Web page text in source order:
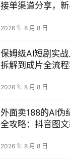
接单渠道分享，
2026 年 8 月 8 日
保姆级AI短剧实
拆解到成片全流
2026 年 8 月 8 日
外面卖188的AI伪
全攻略：抖音图
文档）
2026 年 8 月 8 日